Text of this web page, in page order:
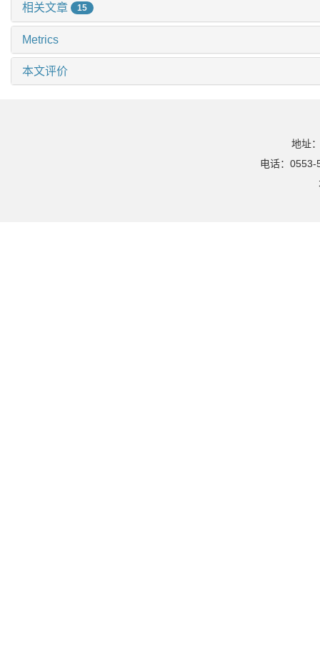
相关文章 15
Metrics
本文评价
地址
电话：